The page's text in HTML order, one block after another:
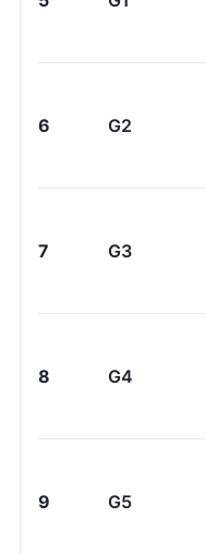
6 G2
7 G3
8 G4
9 G5